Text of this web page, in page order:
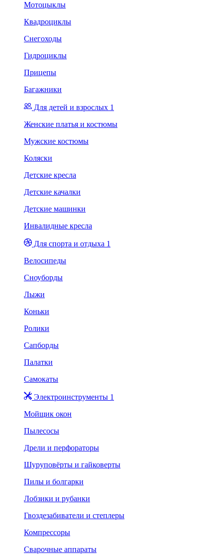
Мотоцыклы
Квадроциклы
Снегоходы
Гидроциклы
Прицепы
Багажники
Для детей и взрослых 1
Женские платья и костюмы
Мужские костюмы
Коляски
Детские кресла
Детские качалки
Детские машинки
Инвалидные кресла
Для спорта и отдыха 1
Велосипеды
Сноуборды
Лыжи
Коньки
Ролики
Сапборды
Палатки
Самокаты
Электроинструменты 1
Мойщик окон
Пылесосы
Дрели и перфораторы
Шуруповёрты и гайковерты
Пилы и болгарки
Лобзики и рубанки
Гвоздезабиватели и степлеры
Компрессоры
Сварочные аппараты